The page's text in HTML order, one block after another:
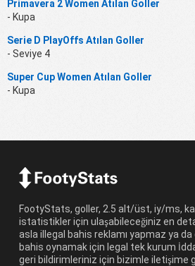
Primavera 2 Women Atılan Goller
- Kupa
Serie D PlayOffs Atılan Goller
- Seviye 4
Super Cup Women Atılan Goller
- Kupa
FootyStats, goller, 2.5 alt/üst, iy/ms,
istatistikler için ulaşabileceğiniz en
asla illegal bahis reklamı yapmaz ya
bahis oynamak için legal tek kurum
geri bildirimleriniz için bizimle iletişime